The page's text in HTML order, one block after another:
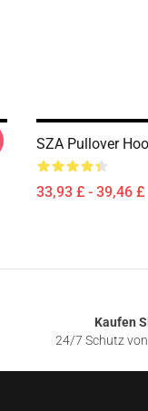
SZA Pullover
33,93 £ - 39,46 £
Kaufen
24/7 Schutz